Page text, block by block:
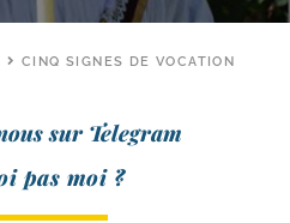
CINQ SIGNES DE VOCATION
sur Telegram
pas moi ?